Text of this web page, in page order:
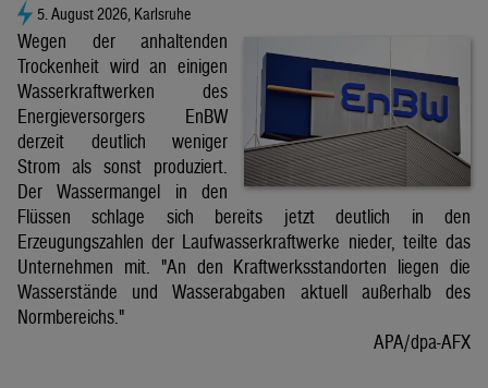
5. August 2026, Karlsruhe
Wegen der anhaltenden
Trockenheit wird an einigen
Wasserkraftwerken des
Energieversorgers EnBW
derzeit deutlich weniger
Strom als sonst produziert.
Der Wassermangel in den
Flüssen schlage sich bereits jetzt deutlich in den
Erzeugungszahlen der Laufwasserkraftwerke nieder, teilte das
Unternehmen mit. "An den Kraftwerksstandorten liegen die
Wasserstände und Wasserabgaben aktuell außerhalb des
Normbereichs."
APA/dpa-AFX